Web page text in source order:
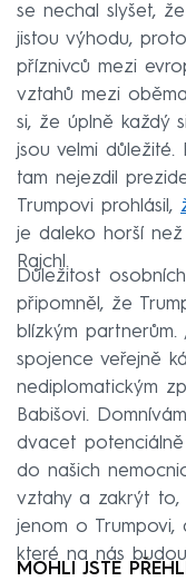
se nechal slyšet,
jistou výhodu,
příznivců mezi
vztahů mezi
si, že úplně každý
jsou velmi
tam nejezdil
Trumpovi prohlásil,
je daleko horší
Rajchl.
Důležitost
připomněl, že
blízkým partnerům.
spojence veřejně
nediplomatickým
Babišovi.
dvacet
do našich
vztahy a zakrýt to,
jenom o Trumpovi,
které na nás
MOHLI JSTE